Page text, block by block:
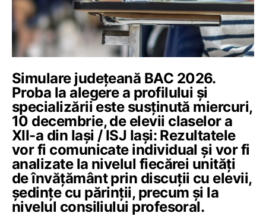
Simulare județeană BAC 2026.
Proba la alegere a profilului și
specializării este susținută miercuri,
10 decembrie, de elevii claselor a
XII-a din Iași / ISJ Iași: Rezultatele
vor fi comunicate individual şi vor fi
analizate la nivelul fiecărei unităţi
de învăţământ prin discuţii cu elevii,
şedinţe cu părinţii, precum şi la
nivelul consiliului profesoral.